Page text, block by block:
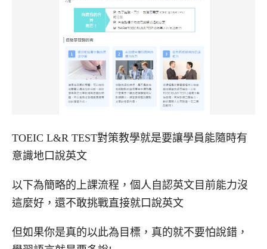
TOEIC L&R TEST對策教學就是要讓學員能隨時有
意識地口說英文
以下為簡略的上課流程，個人自認英文目前能力沒
這麼好，還不敢挑戰直接就口說英文
但如果你是真的以此為目標，真的就不要怕說錯，